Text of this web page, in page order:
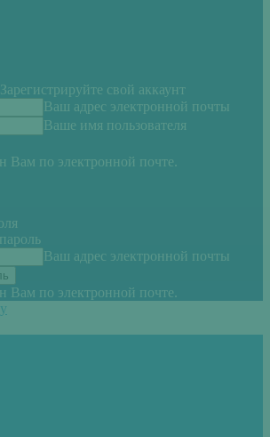
свой аккаунт
Ваш адрес электронной почты
Ваше имя пользователя
Вам по электронной почте.
Ваш адрес электронной почты
Вам по электронной почте.